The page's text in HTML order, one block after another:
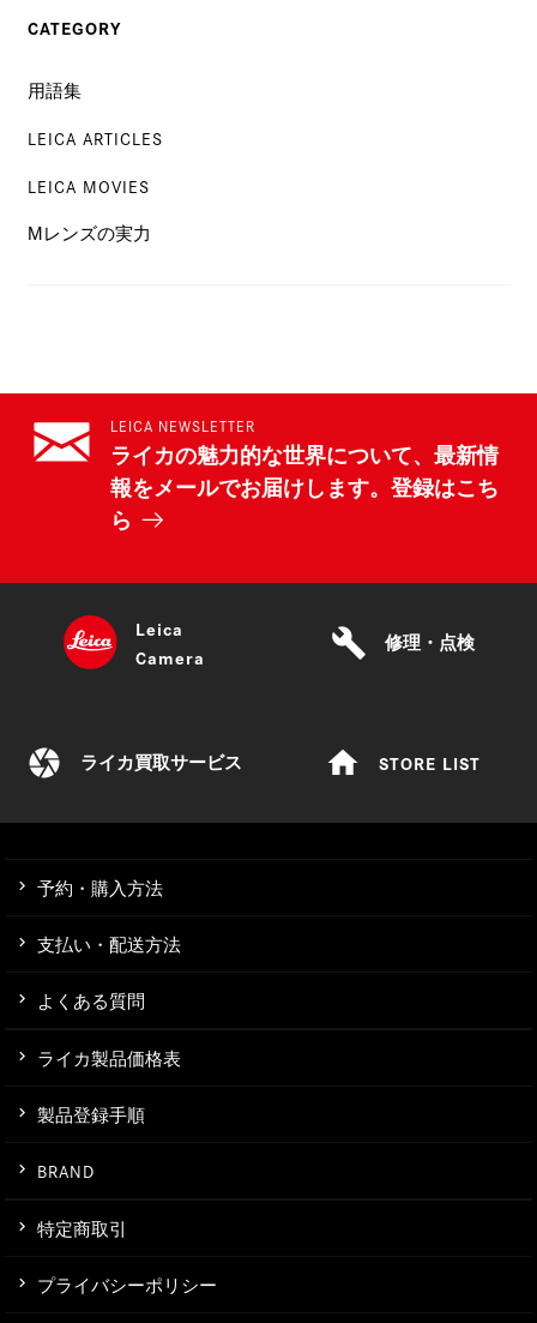
CATEGORY
用語集
LEICA ARTICLES
LEICA MOVIES
Mレンズの実力
LEICA NEWSLETTER
ライカの魅力的な世界について、最新情
報をメールでお届けします。登録はこち
ら
Leica
Camera
build 修理・点検
camera ライカ買取サービス home STORE LIST
予約・購入方法
支払い・配送方法
よくある質問
ライカ製品価格表
製品登録手順
BRAND
特定商取引
プライバシーポリシー